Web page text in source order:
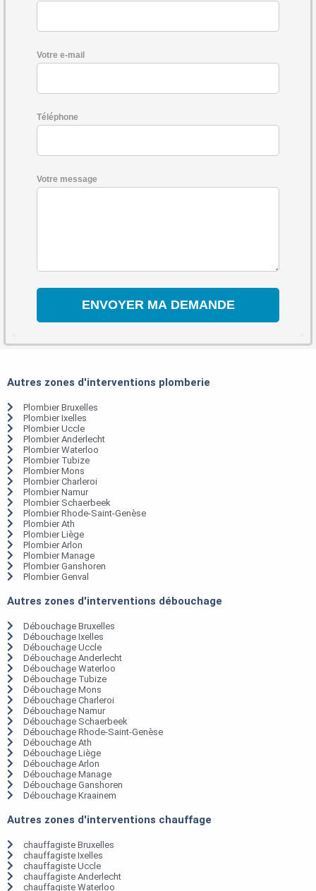
Votre e-mail
Téléphone
Votre message
Autres zones d'interventions plomberie
Plombier Bruxelles
Plombier Ixelles
Plombier Uccle
Plombier Anderlecht
Plombier Waterloo
Plombier Tubize
Plombier Mons
Plombier Charleroi
Plombier Namur
Plombier Schaerbeek
Plombier Rhode-Saint-Genèse
Plombier Ath
Plombier Liège
Plombier Arlon
Plombier Manage
Plombier Ganshoren
Plombier Genval
Autres zones d'interventions débouchage
Débouchage Bruxelles
Débouchage Ixelles
Débouchage Uccle
Débouchage Anderlecht
Débouchage Waterloo
Débouchage Tubize
Débouchage Mons
Débouchage Charleroi
Débouchage Namur
Débouchage Schaerbeek
Débouchage Rhode-Saint-Genèse
Débouchage Ath
Débouchage Liège
Débouchage Arlon
Débouchage Manage
Débouchage Ganshoren
Débouchage Kraainem
Autres zones d'interventions chauffage
chauffagiste Bruxelles
chauffagiste Ixelles
chauffagiste Uccle
chauffagiste Anderlecht
chauffagiste Waterloo